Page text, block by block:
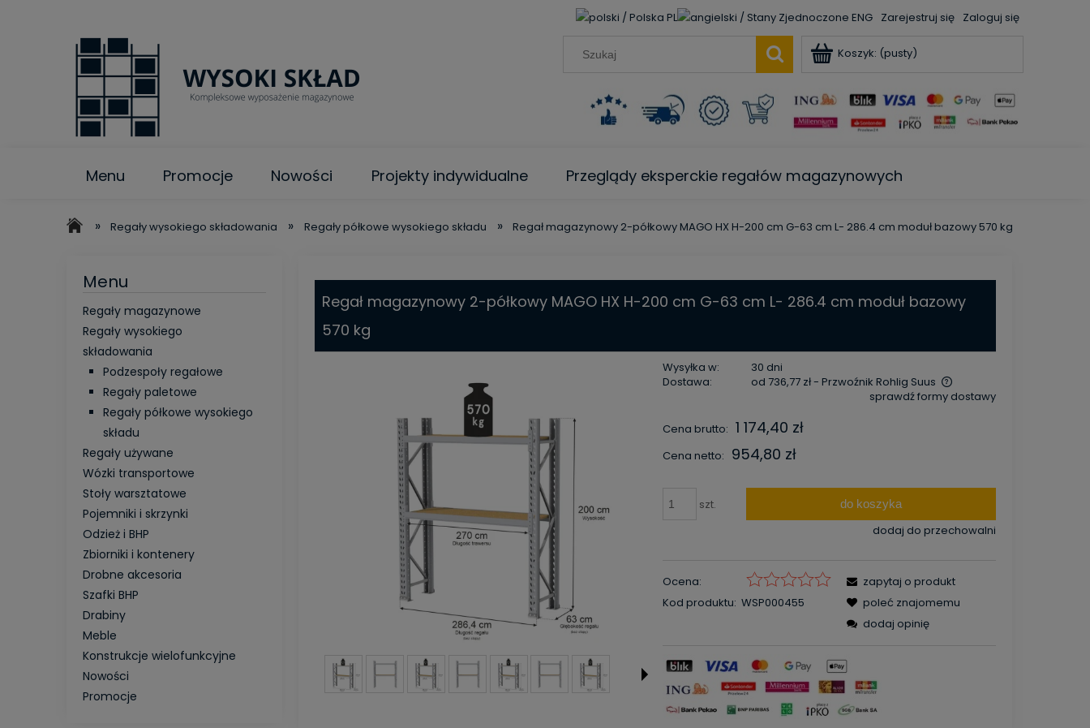
PL ENG Zarejestruj się Zaloguj się
Koszyk: (pusty)
Menu Promocje Nowości Projekty indywidualne Przeglądy eksperckie regałów magazynowych
» Regały wysokiego składowania » Regały półkowe wysokiego składu » Regał magazynowy 2-półkowy MAGO HX H-200 cm G-63 cm L- 286.4 cm moduł bazowy 570 kg
Menu
Regały magazynowe
Regały wysokiego
składowania
Podzespoły regałowe
Regały paletowe
Regały półkowe wysokiego
składu
Regały używane
Wózki transportowe
Stoły warsztatowe
Pojemniki i skrzynki
Odzież i BHP
Zbiorniki i kontenery
Drobne akcesoria
Szafki BHP
Drabiny
Meble
Konstrukcje wielofunkcyjne
Nowości
Promocje
Regał magazynowy 2-półkowy MAGO HX H-200 cm G-63 cm L- 286.4 cm moduł bazowy
570 kg
Wysyłka w:
30 dni
Dostawa:
od 736,77 zł- Przwoźnik Rohlig Suus
Cena nie zawiera ewentualnych
kosztów płatności
sprawdź formy dostawy
Cena brutto: 1 174,40 zł
Cena netto: 954,80 zł
szt. do koszyka
dodaj do przechowalni
Ocena:
Kod produktu: WSP000455
zapytaj o produkt
poleć znajomemu
dodaj opinię